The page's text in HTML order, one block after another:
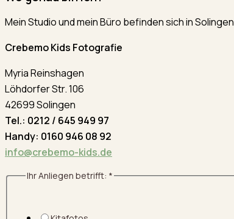
Mein Studio und mein Büro befinden sich in Solingen
Crebemo Kids Fotografie
Myria Reinshagen
Löhdorfer Str. 106
42699 Solingen
Tel.: 0212 / 645 949 97
Handy: 0160 946 08 92
info@crebemo-kids.de
Ihr Anliegen betrifft: *